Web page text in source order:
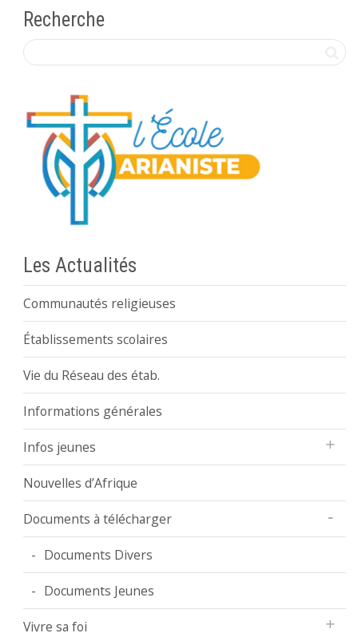
Recherche
Les Actualités
Communautés religieuses
Établissements scolaires
Vie du Réseau des étab.
Informations générales
Infos jeunes
Nouvelles d’Afrique
Documents à télécharger
Documents Divers
Documents Jeunes
Vivre sa foi